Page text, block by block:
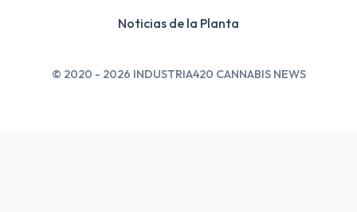
Noticias de la Planta
© 2020 - 2026 INDUSTRIA420 CANNABIS NEWS